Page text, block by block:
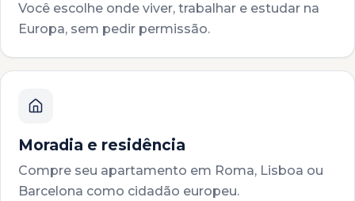
Você escolhe onde viver, trabalhar e estudar na
Europa, sem pedir permissão.
Moradia e residência
Compre seu apartamento em Roma, Lisboa ou
Barcelona como cidadão europeu.